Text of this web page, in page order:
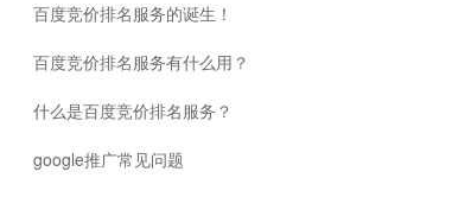
百度竞价排名服务的诞生！
百度竞价排名服务有什么用？
什么是百度竞价排名服务？
google推广常见问题